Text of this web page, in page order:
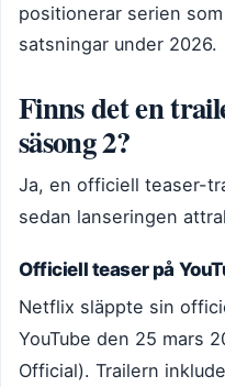
positionerar serien
satsningar under 2026.
Finns det en
säsong 2?
Ja, en officiell teaser-
sedan lanseringen
Officiell teaser på
Netflix släppte sin
YouTube den 25 mars
Official). Trailern